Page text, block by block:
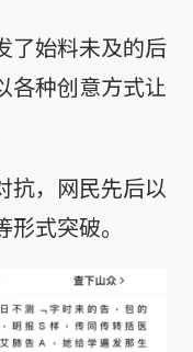
了始料未及的后
各种创意方式让
抗，网民先后以
式突破。